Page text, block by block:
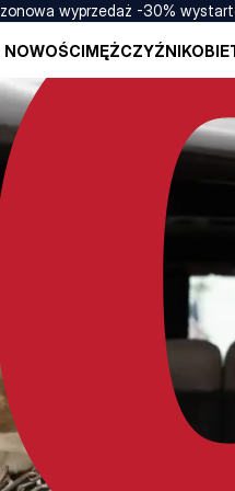
wyprzedaż -30%
NOWOŚCIMĘŻCZYŹNI